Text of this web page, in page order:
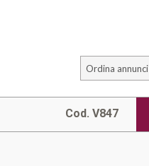
Ordina annunci
Cod. V847